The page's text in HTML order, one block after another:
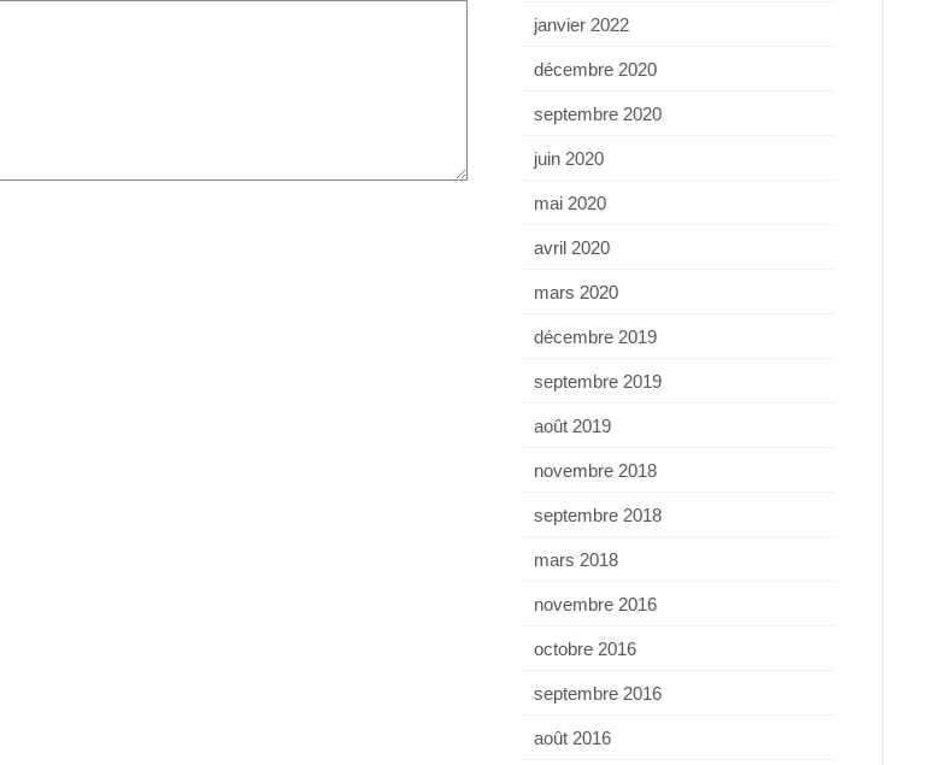
janvier 2022
décembre 2020
septembre 2020
juin 2020
mai 2020
avril 2020
mars 2020
décembre 2019
septembre 2019
août 2019
novembre 2018
septembre 2018
mars 2018
novembre 2016
octobre 2016
septembre 2016
août 2016